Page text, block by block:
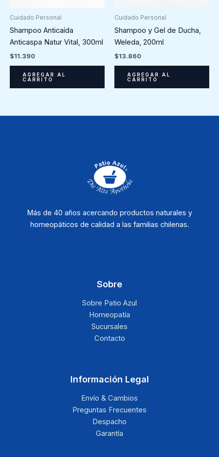
Cuidado Personal
Shampoo Anticaída
Anticaspa Natur Vital, 300ml
$11.390
AGREGAR AL
CARRITO
Cuidado Personal
Shampoo y Gel de Ducha,
Weleda, 200ml
$13.860
AGREGAR AL
CARRITO
Más de 40 años acercando productos naturales y
homeopáticos de calidad a las familias chilenas.
Sobre
Sobre Patio Azul
Homeopatía
Sucursales
Contacto
Información Legal
Envío & Cambios
Preguntas Frecuentes
Despacho
Garantía